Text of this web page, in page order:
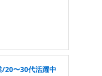
/20〜30代活躍中